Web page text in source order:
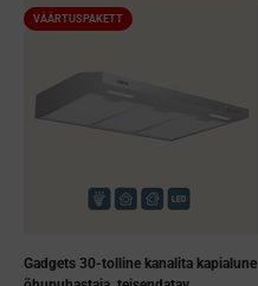
VÄÄRTUSPAKETT
Gadgets 30-tolline kanalita kapialune